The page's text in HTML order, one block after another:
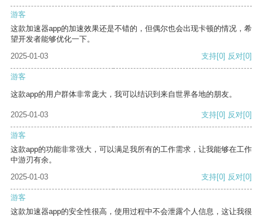
游客
这款加速器app的加速效果还是不错的，但偶尔也会出现卡顿的情况，希
望开发者能够优化一下。
2025-01-03
支持[0] 反对[0]
游客
这款app的用户群体非常庞大，我可以结识到来自世界各地的朋友。
2025-01-03 支持[0] 反对[0]
游客
这款app的功能非常强大，可以满足我所有的工作需求，让我能够在工作
中游刃有余。
2025-01-03
支持[0] 反对[0]
游客
这款加速器app的安全性很高，使用过程中不会泄露个人信息，这让我很